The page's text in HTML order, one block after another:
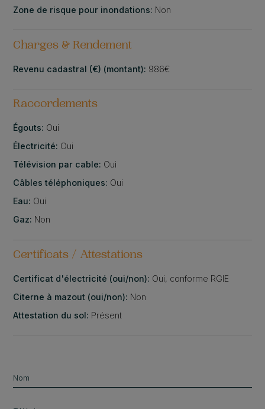
Zone de risque pour inondations: Non
Charges & Rendement
Revenu cadastral (€) (montant): 986€
Raccordements
Égouts: Oui
Électricité: Oui
Télévision par cable: Oui
Câbles téléphoniques: Oui
Eau: Oui
Gaz: Non
Certificats / Attestations
Certificat d'électricité (oui/non): Oui, conforme RGIE
Citerne à mazout (oui/non): Non
Attestation du sol: Présent